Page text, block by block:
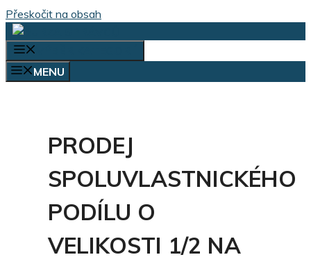
Přeskočit na obsah
MENU
PRODEJ
SPOLUVLASTNICKÉHO
PODÍLU O
VELIKOSTI 1/2 NA